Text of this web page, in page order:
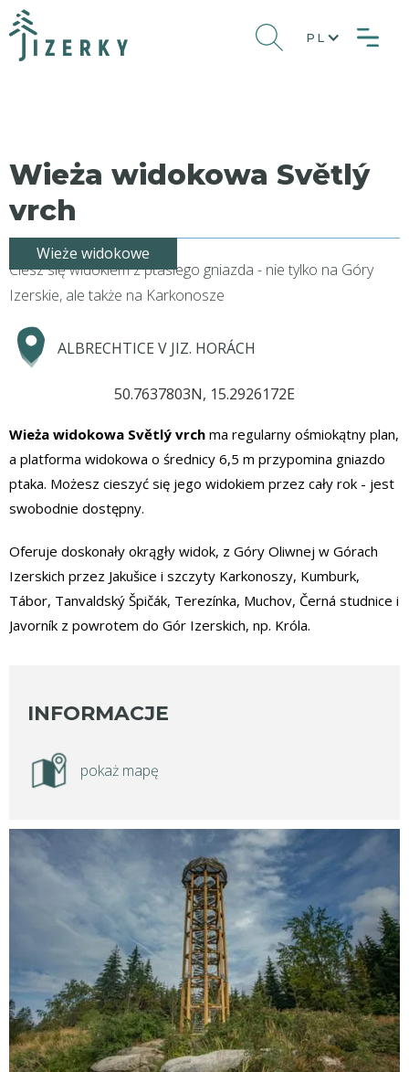
PL
Wieża widokowa Světlý
vrch
Wieże widokowe
Ciesz się widokiem z ptasiego gniazda - nie tylko na Góry
Izerskie, ale także na Karkonosze
ALBRECHTICE V JIZ. HORÁCH
50.7637803N, 15.2926172E
Wieża widokowa Světlý vrch ma regularny ośmiokątny plan,
a platforma widokowa o średnicy 6,5 m przypomina gniazdo
ptaka. Możesz cieszyć się jego widokiem przez cały rok - jest
swobodnie dostępny.
Oferuje doskonały okrągły widok, z Góry Oliwnej w Górach
Izerskich przez Jakušice i szczyty Karkonoszy, Kumburk,
Tábor, Tanvaldský Špičák, Terezínka, Muchov, Černá studnice i
Javorník z powrotem do Gór Izerskich, np. Króla.
INFORMACJE
pokaż mapę